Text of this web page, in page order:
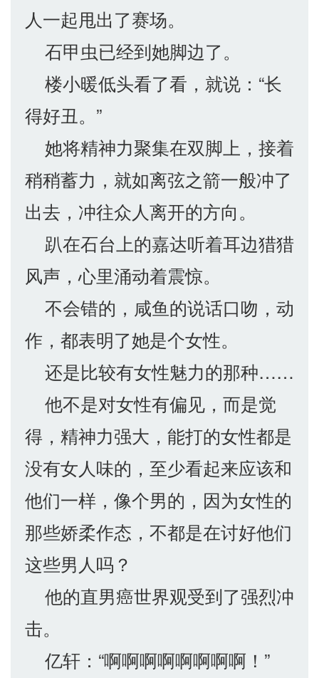
人一起甩出了赛场。
石甲虫已经到她脚边了。
楼小暖低头看了看，就说：“长
得好丑。”
她将精神力聚集在双脚上，接着
稍稍蓄力，就如离弦之箭一般冲了
出去，冲往众人离开的方向。
趴在石台上的嘉达听着耳边猎猎
风声，心里涌动着震惊。
不会错的，咸鱼的说话口吻，动
作，都表明了她是个女性。
还是比较有女性魅力的那种……
他不是对女性有偏见，而是觉
得，精神力强大，能打的女性都是
没有女人味的，至少看起来应该和
他们一样，像个男的，因为女性的
那些娇柔作态，不都是在讨好他们
这些男人吗？
他的直男癌世界观受到了强烈冲
击。
亿轩：“啊啊啊啊啊啊啊啊！”